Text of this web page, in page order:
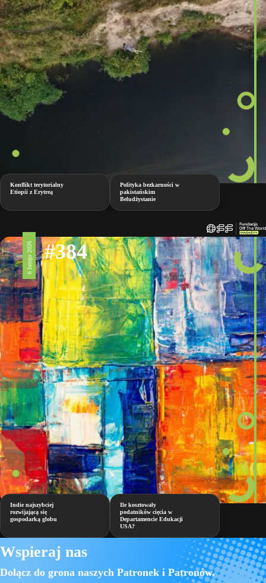
Konflikt terytorialny
Etiopii z Erytreą
Polityka bezkarności w
pakistańskim
Beludżystanie
6 lutego 2026 #384
Indie najszybciej
rozwijającą się
gospodarką globu
Ile kosztowały
podatników cięcia w
Departamencie Edukacji
USA?
Wspieraj nas
Dołącz do grona naszych Patronek i Patronów.